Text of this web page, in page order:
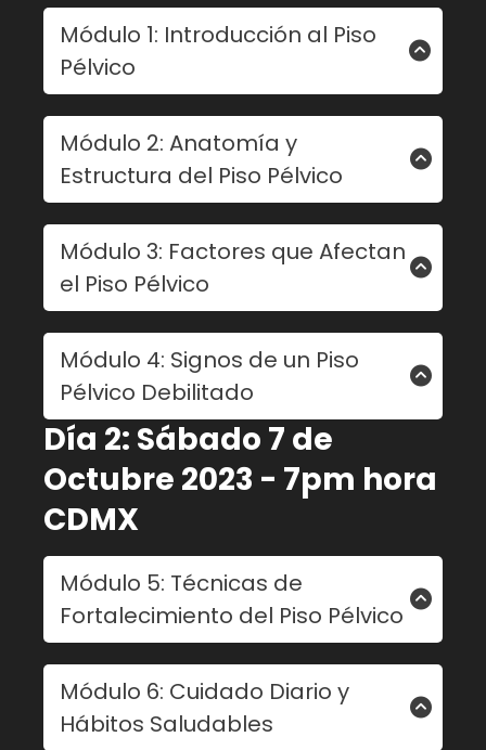
Módulo 1: Introducción al Piso
Pélvico
- Definición y ubicación del piso pélvico.
- Funciones clave del piso pélvico en el
cuerpo.
Módulo 2: Anatomía y
Estructura del Piso Pélvico
- Músculos, ligamentos y tejidos
involucrados.
- Relación del piso pélvico con órganos
internos.
Módulo 3: Factores que Afectan
el Piso Pélvico
- Embarazo y parto.
- Envejecimiento.
- Actividad física y estilo de vida.
- Problemas de salud asociados.
Módulo 4: Signos de un Piso
Pélvico Debilitado
- Incontinencia urinaria.
- Prolapso de órganos.
- Disfunciones sexuales.
- Dolor lumbar y pélvico.
Día 2: Sábado 7 de
Octubre 2023 - 7pm hora
CDMX
Módulo 5: Técnicas de
Fortalecimiento del Piso Pélvico
- Ejercicios tipo Kegel y su correcta
ejecución.
- Ejercicios de respiración y conexión
Módulo 6: Cuidado Diario y
Hábitos Saludables